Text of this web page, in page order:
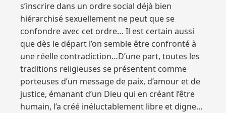
s’inscrire dans un ordre social déjà bien
hiérarchisé sexuellement ne peut que se
confondre avec cet ordre… Il est certain aussi
que dès le départ l’on semble être confronté à
une réelle contradiction…D’une part, toutes les
traditions religieuses se présentent comme
porteuses d’un message de paix, d’amour et de
justice, émanant d’un Dieu qui en créant l’être
humain, l’a créé inéluctablement libre et digne…